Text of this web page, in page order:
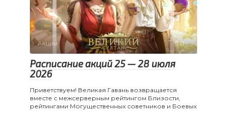
Акции 0
Расписание акций 25 — 28 июля
2026
Приветствуем! Великая Гавань возвращается
вместе с межсерверным рейтингом Близости,
рейтингами Могущественных советников и Боевых